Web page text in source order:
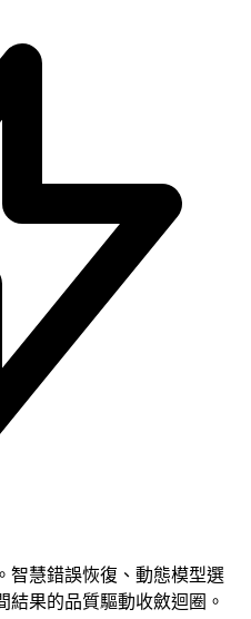
慧錯誤恢復、動態模型選
結果的品質驅動收斂迴圈。